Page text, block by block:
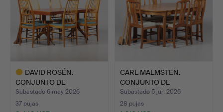
DAVID ROSÉN.
CONJUNTO DE
COMEDOR, 7 piezas…
Subastado 6 may 2026
37 pujas
CARL MALMSTEN.
CONJUNTO DE
COMEDOR, 7 piez…
Subastado 5 jun 2026
28 pujas